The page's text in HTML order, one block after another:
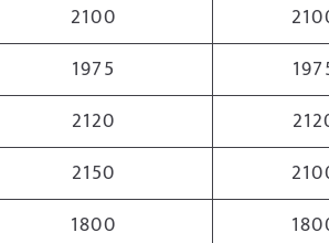
2100
1975
2120
2150
1800